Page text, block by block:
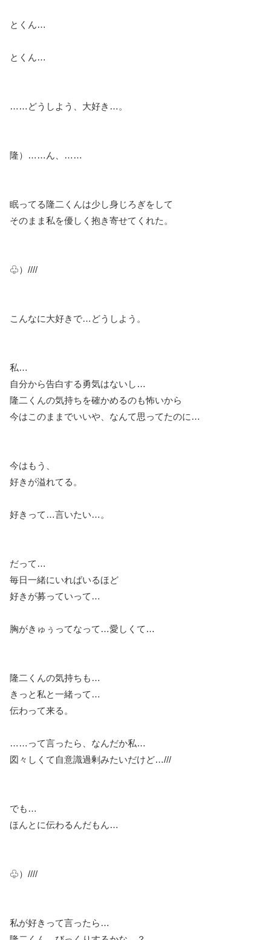
とくん…
とくん…
……どうしよう、大好き…。
隆）……ん、……
眠ってる隆二くんは少し身じろぎをして
そのまま私を優しく抱き寄せてくれた。
♧）////
こんなに大好きで…どうしよう。
私…
自分から告白する勇気はないし…
隆二くんの気持ちを確かめるのも怖いから
今はこのままでいいや、なんて思ってたのに…
今はもう、
好きが溢れてる。
好きって…言いたい…。
だって…
毎日一緒にいればいるほど
好きが募っていって…
胸がきゅぅってなって…愛しくて…
隆二くんの気持ちも…
きっと私と一緒って…
伝わって来る。
……って言ったら、なんだか私…
図々しくて自意識過剰みたいだけど…///
でも…
ほんとに伝わるんだもん…
♧）////
私が好きって言ったら…